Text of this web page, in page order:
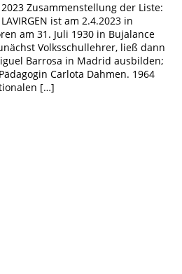
2023 Zusammenstellung der Liste:
ist am 2.4.2023 in
am 31. Juli 1930 in Bujalance
Volksschullehrer, ließ dann
Barrosa in Madrid ausbilden;
Carlota Dahmen. 1964
[…]